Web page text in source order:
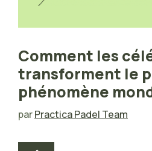
Comment les
transforment le
phénomène
parPractica Padel Team